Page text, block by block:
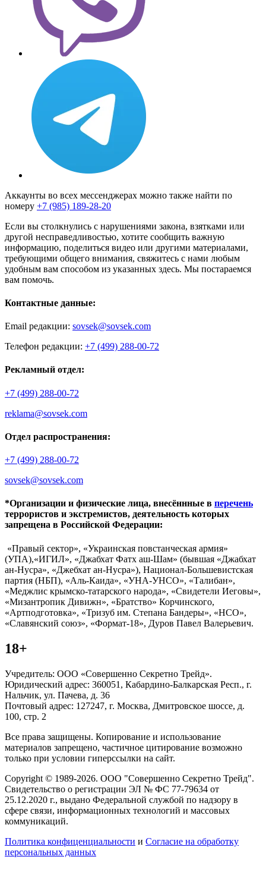
Аккаунты во всех мессенджерах можно также найти по
номеру +7 (985) 189-28-20
Если вы столкнулись с нарушениями закона, взятками или
другой несправедливостью, хотите сообщить важную
информацию, поделиться видео или другими материалами,
требующими общего внимания, свяжитесь с нами любым
удобным вам способом из указанных здесь. Мы постараемся
вам помочь.
Контактные данные:
Email редакции: sovsek@sovsek.com
Телефон редакции: +7 (499) 288-00-72
Рекламный отдел:
+7 (499) 288-00-72
reklama@sovsek.com
Отдел распространения:
+7 (499) 288-00-72
sovsek@sovsek.com
*Организации и физические лица, внесённные в перечень
террористов и экстремистов, деятельность которых
запрещена в Российской Федерации:
«Правый сектор», «Украинская повстанческая армия»
(УПА),«ИГИЛ», «Джабхат Фатх аш-Шам» (бывшая «Джабхат
ан-Нусра», «Джебхат ан-Нусра»), Национал-Большевистская
партия (НБП), «Аль-Каида», «УНА-УНСО», «Талибан»,
«Меджлис крымско-татарского народа», «Свидетели Иеговы»,
«Мизантропик Дивижн», «Братство» Корчинского,
«Артподготовка», «Тризуб им. Степана Бандеры», «НСО»,
«Славянский союз», «Формат-18», Дуров Павел Валерьевич.
18+
Учредитель: ООО «Совершенно Секретно Трейд».
Юридический адрес: 360051, Кабардино-Балкарская Респ., г.
Нальчик, ул. Пачева, д. 36
Почтовый адрес: 127247, г. Москва, Дмитровское шоссе, д.
100, стр. 2
Все права защищены. Копирование и использование
материалов запрещено, частичное цитирование возможно
только при условии гиперссылки на сайт.
Copyright © 1989-2026. ООО "Совершенно Секретно Трейд".
Свидетельство о регистрации ЭЛ № ФС 77-79634 от
25.12.2020 г., выдано Федеральной службой по надзору в
сфере связи, информационных технологий и массовых
коммуникаций.
Политика конфиценциальности и Согласие на обработку
персональных данных